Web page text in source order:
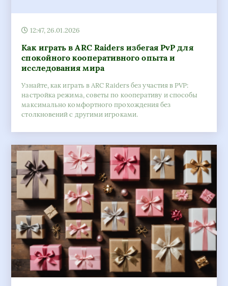
12:47, 26.01.2026
Как играть в ARC Raiders избегая PvP для
спокойного кооперативного опыта и
исследования мира
Узнайте, как играть в ARC Raiders без участия в PVP:
настройка режима, советы по кооперативу и способы
максимально комфортного прохождения без
столкновений с другими игроками.